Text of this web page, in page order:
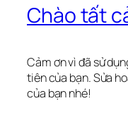
Chào tất
Cảm ơn vì đã sử
tiên của bạn. Sửa
của bạn nhé!